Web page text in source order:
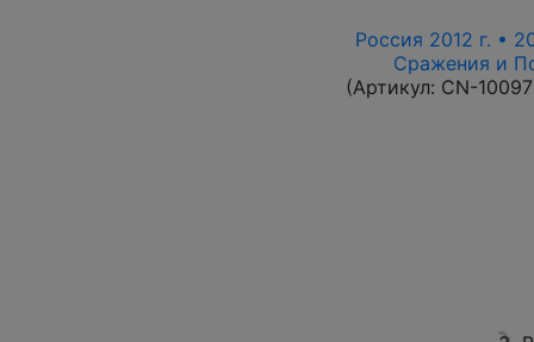
Россия 2012 г. •
Сражения и
(Артикул: CN-10097